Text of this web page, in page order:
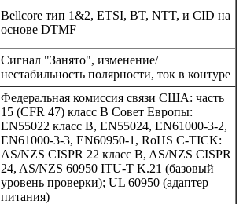
Bellcore тип 1&2, ETSI, BT, NTT, и CID на
основе DTMF
Сигнал "Занято", изменение/
нестабильность полярности, ток в контуре
Федеральная комиссия связи США: часть
15 (CFR 47) класс B Совет Европы:
EN55022 класс B, EN55024, EN61000-3-2,
EN61000-3-3, EN60950-1, RoHS C-TICK:
AS/NZS CISPR 22 класс B, AS/NZS CISPR
24, AS/NZS 60950 ITU-T K.21 (базовый
уровень проверки); UL 60950 (адаптер
питания)